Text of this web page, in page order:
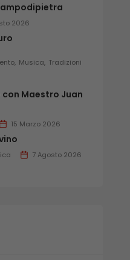
2026
Musica Tradizioni
Maestro Juan
15 Marzo 2026
7 Agosto 2026